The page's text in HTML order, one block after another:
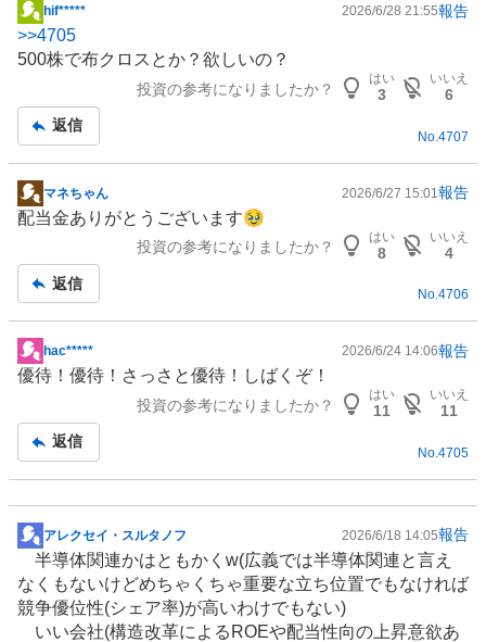
掲
示
板
hif***** 2026/6/28 21:55報告
>>4705
500株で布クロスとか？欲しいの？
投資の参考になりましたか？
はい
3
いいえ
6
返信
No. 4707
掲
示
事
マネちゃん 2026/6/27 15:01 報告
配当金ありがとうございます🥹
投資の参考になりましたか？
はい
8
いいえ
4
返信
No.4706
掲
示
事
hac***** 2026/6/24 14:06報告
優待！優待！さっさと優待！しばくぞ！
投資の参考になりましたか？
はい
11
いいえ
11
返信
No. 4705
掲
板
記
アレクセイ・スルタノフ 2026/6/18 14:05報告
半導体関連かはともかくw(広義では半導体関連と言え
なくもないけどめちゃくちゃ重要な立ち位置でもなければ
競争優位性(シェア率)が高いわけでもない)
いい会社(構造改革によるROEや配当性向の上昇意欲あ